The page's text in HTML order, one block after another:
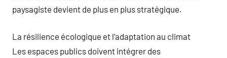
paysagiste devient de plus en plus stratégique.
La résilience écologique et l’adaptation au climat
Les espaces publics doivent intégrer des